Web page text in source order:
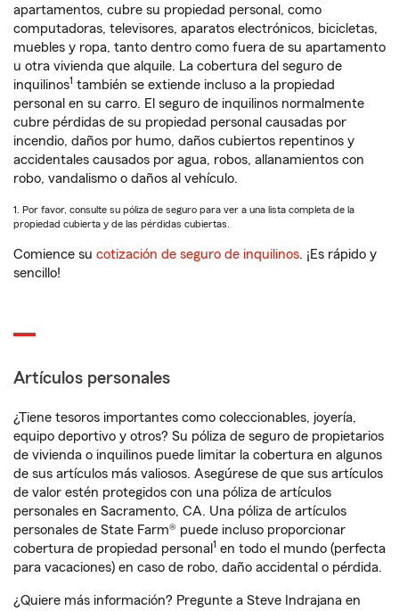
apartamentos, cubre su propiedad personal, como
computadoras, televisores, aparatos electrónicos, bicicletas,
muebles y ropa, tanto dentro como fuera de su apartamento
u otra vivienda que alquile. La cobertura del seguro de
inquilinos1 también se extiende incluso a la propiedad
personal en su carro. El seguro de inquilinos normalmente
cubre pérdidas de su propiedad personal causadas por
incendio, daños por humo, daños cubiertos repentinos y
accidentales causados por agua, robos, allanamientos con
robo, vandalismo o daños al vehículo.
1. Por favor, consulte su póliza de seguro para ver a una lista completa de la
propiedad cubierta y de las pérdidas cubiertas.
Comience su cotización de seguro de inquilinos. ¡Es rápido y
sencillo!
Artículos personales
¿Tiene tesoros importantes como coleccionables, joyería,
equipo deportivo y otros? Su póliza de seguro de propietarios
de vivienda o inquilinos puede limitar la cobertura en algunos
de sus artículos más valiosos. Asegúrese de que sus artículos
de valor estén protegidos con una póliza de artículos
personales en Sacramento, CA. Una póliza de artículos
personales de State Farm® puede incluso proporcionar
cobertura de propiedad personal 1 en todo el mundo (perfecta
para vacaciones) en caso de robo, daño accidental o pérdida.
¿Quiere más información? Pregunte a Steve Indrajana en